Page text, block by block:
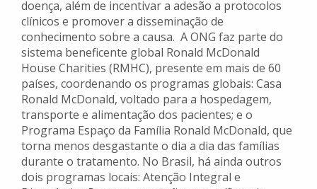
doença, além de incentivar a adesão a protocolos
clínicos e promover a disseminação de
conhecimento sobre a causa. A ONG faz parte do
sistema beneficente global Ronald McDonald
House Charities (RMHC), presente em mais de 60
países, coordenando os programas globais: Casa
Ronald McDonald, voltado para a hospedagem,
transporte e alimentação dos pacientes; e o
Programa Espaço da Família Ronald McDonald, que
torna menos desgastante o dia a dia das famílias
durante o tratamento. No Brasil, há ainda outros
dois programas locais: Atenção Integral e